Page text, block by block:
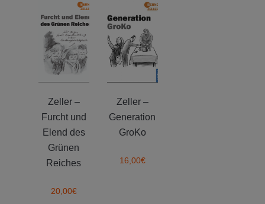
Zeller –
Furcht und
Elend des
Grünen
Reiches
20,00€
Zeller –
Generation
GroKo
16,00€